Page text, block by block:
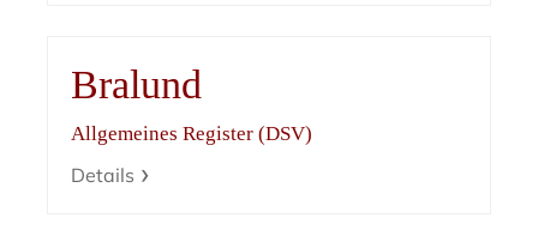
Bralund
Allgemeines Register (DSV)
Details